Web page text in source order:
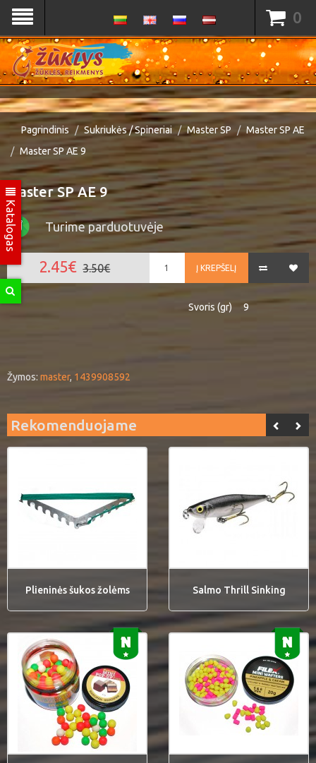
Katalogas
0
Pagrindinis Sukriukės / Spineriai Master SP
Master SP AE
Master SP AE 9
Master SP AE 9
Turime parduotuvėje
Į KREPŠELĮ
2.45€ 3.50€
Svoris (gr) 9
Žymos: master, 1439908592
Rekomenduojame
Plieninės šukos žolėms Salmo Thrill Sinking